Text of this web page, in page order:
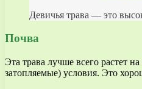
Девичья трава — это
Почва
Эта трава лучше всего растет
затопляемые) условия. Это